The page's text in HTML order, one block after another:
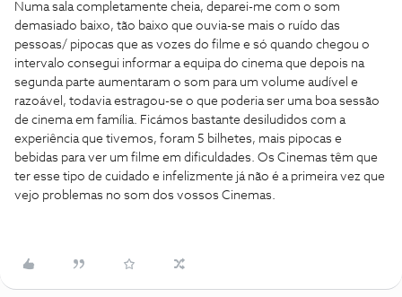
Numa sala completamente cheia, deparei-me com o som
demasiado baixo, tão baixo que ouvia-se mais o ruído das
pessoas/ pipocas que as vozes do filme e só quando chegou o
intervalo consegui informar a equipa do cinema que depois na
segunda parte aumentaram o som para um volume audível e
razoável, todavia estragou-se o que poderia ser uma boa sessão
de cinema em família. Ficámos bastante desiludidos com a
experiência que tivemos, foram 5 bilhetes, mais pipocas e
bebidas para ver um filme em dificuldades. Os Cinemas têm que
ter esse tipo de cuidado e infelizmente já não é a primeira vez que
vejo problemas no som dos vossos Cinemas.